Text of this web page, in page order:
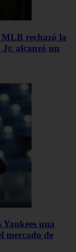
MLB rechazó la
alcanzó un
Yankees una
mercado de